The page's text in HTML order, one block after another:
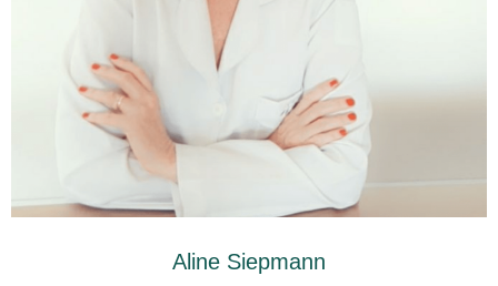
Aline Siepmann